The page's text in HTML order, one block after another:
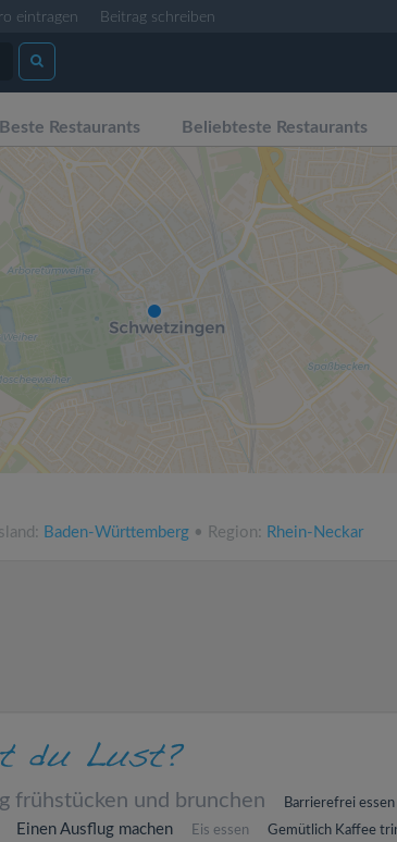
eintragen Beitrag schreiben
Beste Restaurants Beliebteste Restaurants
Baden-Württemberg • Region: Rhein-Neckar
frühstücken und brunchen
Barrierefrei essen
Einen Ausflug machen Eis essen Gemütlich Kaffee